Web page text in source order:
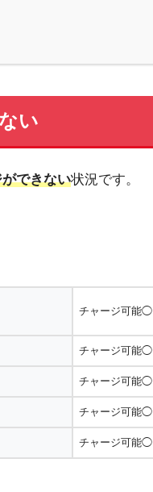
い
できない状況です。
チャージ可能◯
チャージ可能◯
チャージ可能◯
チャージ可能◯
チャージ可能◯